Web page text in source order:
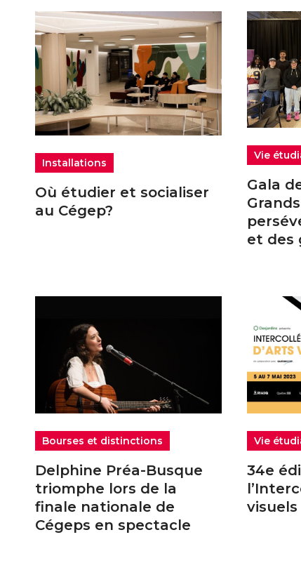
Installations
Où étudier et socialiser
au Cégep?
Vie
Gala
et des
Bourses et distinctions
Delphine Préa-Busque
triomphe lors de la
finale nationale de
Cégeps en spectacle
Vie
34e
visuels